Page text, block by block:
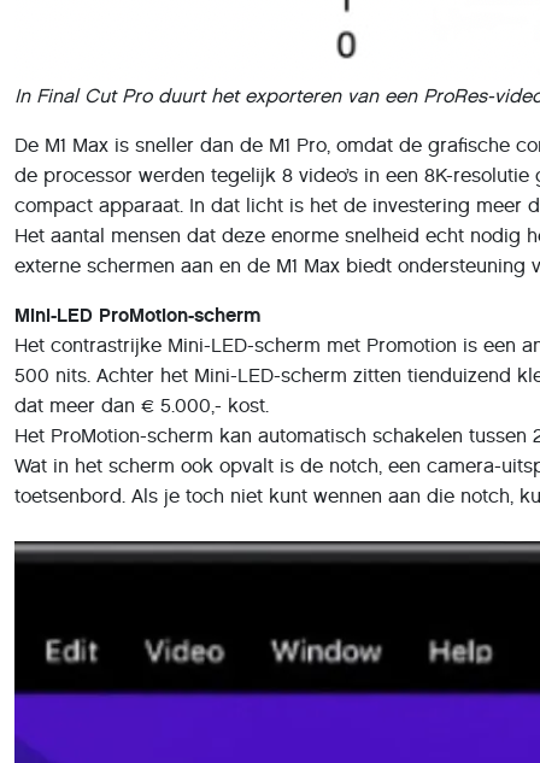
In Final Cut Pro duurt het exporteren van een ProRes-
De M1 Max is sneller dan de M1 Pro, omdat de grafische
de processor werden tegelijk 8 video’s in een 8K-
compact apparaat. In dat licht is het de investering meer
Het aantal mensen dat deze enorme snelheid echt nodig
externe schermen aan en de M1 Max biedt ondersteuning
Mini-LED ProMotion-scherm
Het contrastrijke Mini-LED-scherm met Promotion is een
500 nits. Achter het Mini-LED-scherm zitten tienduizend
dat meer dan € 5.000,- kost.
Het ProMotion-scherm kan automatisch schakelen tussen
Wat in het scherm ook opvalt is de notch, een camera-
toetsenbord. Als je toch niet kunt wennen aan die notch,